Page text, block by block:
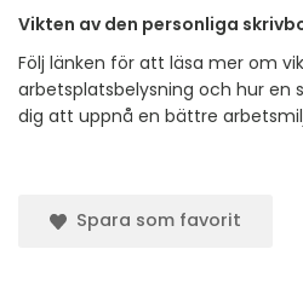
Vikten av den personliga
Följ länken för att läsa mer om
arbetsplatsbelysning och hur en
dig att uppnå en bättre
Spara som favorit